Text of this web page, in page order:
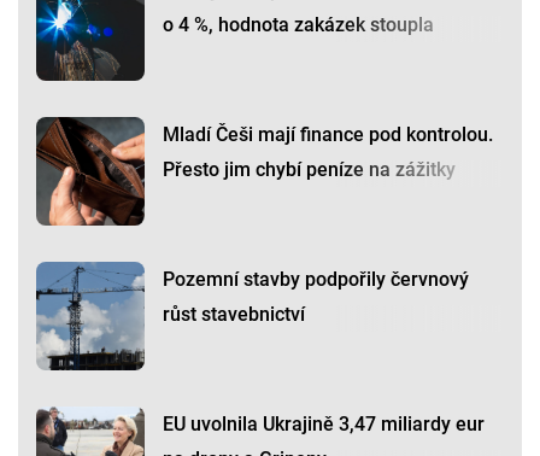
o 4 %, hodnota zakázek stoupla
Mladí Češi mají finance pod kontrolou.
Přesto jim chybí peníze na zážitky
Pozemní stavby podpořily červnový
růst stavebnictví
EU uvolnila Ukrajině 3,47 miliardy eur